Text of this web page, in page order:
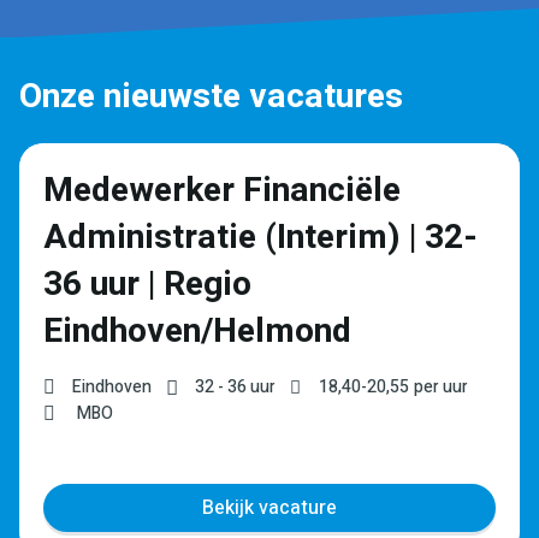
Onze nieuwste vacatures
Medewerker Financiële
Administratie (Interim) | 32-
36 uur | Regio
Eindhoven/Helmond
Eindhoven 32 - 36 uur 18,40-20,55per uur
MBO
Bekijk vacature